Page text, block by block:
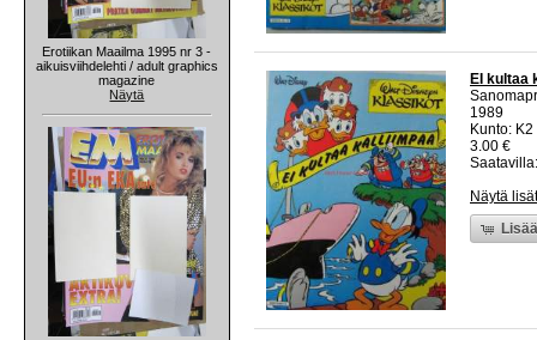
Erotiikan Maailma 1995 nr 3 -
aikuisviihdelehti / adult graphics
magazine
Näytä
EI kultaa
1989
Kunto:
3.00 €
Näytä